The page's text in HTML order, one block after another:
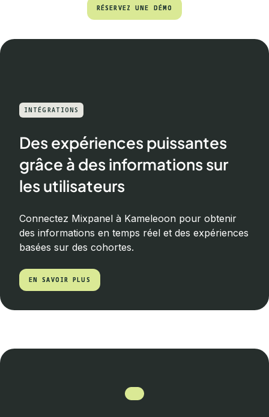
RÉSERVEZ UNE DÉMO
RÉSERVEZ UNE DÉMO
INTÉGRATIONS
Des expériences puissantes
grâce à des informations sur
les utilisateurs
Connectez Mixpanel à Kameleoon pour obtenir
des informations en temps réel et des expériences
basées sur des cohortes.
EN SAVOIR PLUS
EN SAVOIR PLUS